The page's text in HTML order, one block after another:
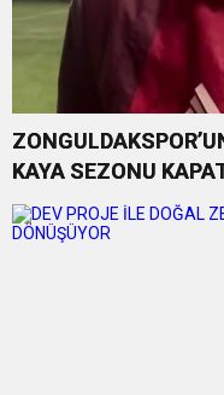
KAYA SEZONU